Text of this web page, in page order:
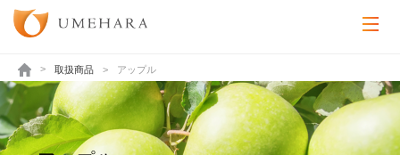
取扱商品 アップル